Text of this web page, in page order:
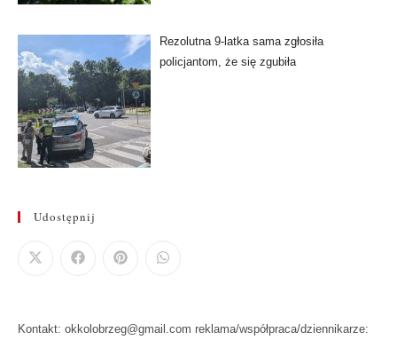
Rezolutna 9-latka sama zgłosiła
policjantom, że się zgubiła
Udostępnij
Kontakt: okkolobrzeg@gmail.com reklama/współpraca/dziennikarze: